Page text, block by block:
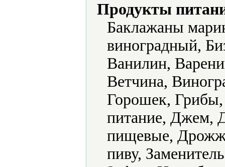
Продукты
Баклажаны
виноградный,
Ванилин,
Ветчина,
Горошек, Грибы,
питание, Джем,
пищевые,
пиву,